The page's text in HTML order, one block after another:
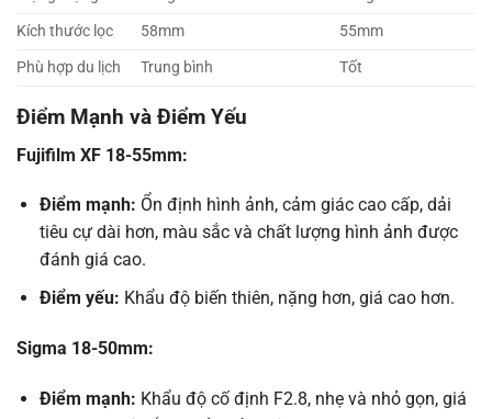
Kích thước lọc
58mm
55mm
Phù hợp du lịch
Trung bình Tốt
Điểm Mạnh và Điểm Yếu
Fujifilm XF 18-55mm:
Điểm mạnh: Ổn định hình ảnh, cảm giác cao cấp, dải
tiêu cự dài hơn, màu sắc và chất lượng hình ảnh được
đánh giá cao.
Điểm yếu: Khẩu độ biến thiên, nặng hơn, giá cao hơn.
Sigma 18-50mm:
Điểm mạnh: Khẩu độ cố định F2.8, nhẹ và nhỏ gọn, giá